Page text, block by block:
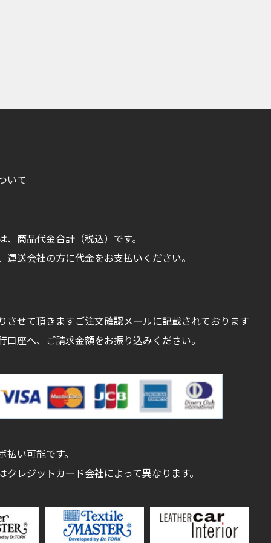
いて
、商品代金合計（税込）です。
運送会社の方に代金をお支払いください。
させて頂きますご注文確認メールに記載されております
口座へ、ご請求金額をお振り込みください。
い可能です。
レジットカード会社によって異なります。